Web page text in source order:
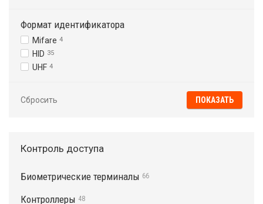
Формат идентификатора
Mifare 4
HID 35
UHF 4
Сбросить
Контроль доступа
Биометрические терминалы 66
Контроллеры 48